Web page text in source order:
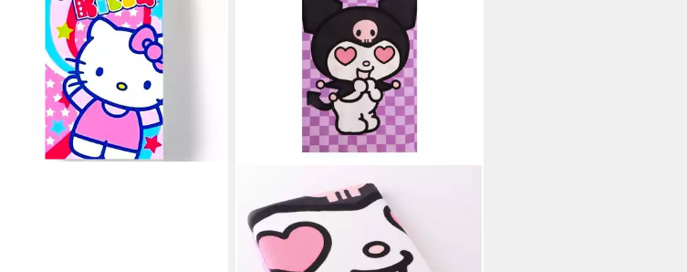
UVP 29,95 €
lieferbar - in 3-4 Werktagen bei dir